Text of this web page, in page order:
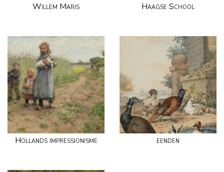
Willem Maris Haagse School
Hollands impressionisme eenden